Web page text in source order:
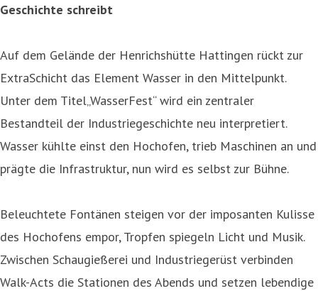
Geschichte schreibt
Auf dem Gelände der Henrichshütte Hattingen rückt zur
ExtraSchicht das Element Wasser in den Mittelpunkt.
Unter dem Titel„WasserFest“ wird ein zentraler
Bestandteil der Industriegeschichte neu interpretiert.
Wasser kühlte einst den Hochofen, trieb Maschinen an und
prägte die Infrastruktur, nun wird es selbst zur Bühne.
Beleuchtete Fontänen steigen vor der imposanten Kulisse
des Hochofens empor, Tropfen spiegeln Licht und Musik.
Zwischen Schaugießerei und Industriegerüst verbinden
Walk-Acts die Stationen des Abends und setzen lebendige